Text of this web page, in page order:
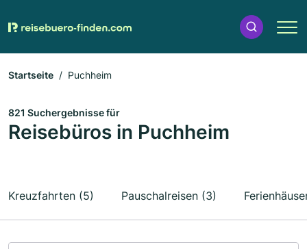
Startseite Puchheim
821 Suchergebnisse für
Reisebüros in Puchheim
Kreuzfahrten (5) Pauschalreisen (3)